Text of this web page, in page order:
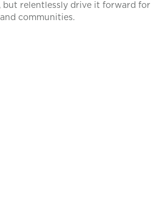
but relentlessly drive it forward for
communities.